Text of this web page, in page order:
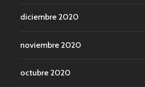
diciembre 2020
noviembre 2020
octubre 2020